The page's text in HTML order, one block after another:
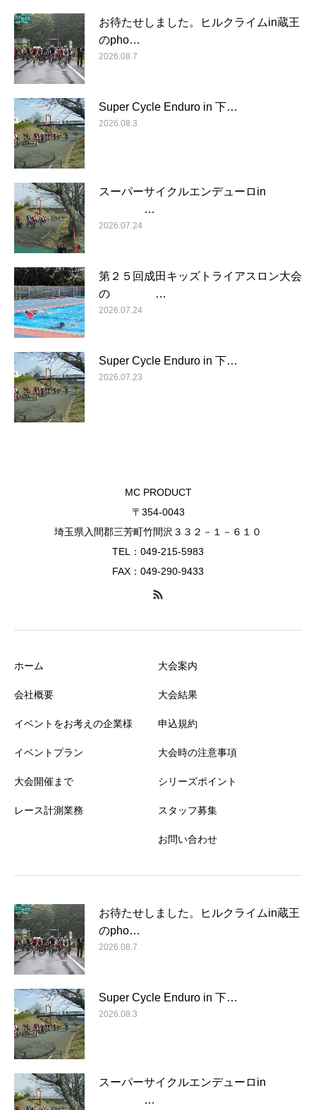
お待たせしました。ヒルクライムin蔵王
のpho…
2026.08.7
Super Cycle Enduro in 下…
2026.08.3
スーパーサイクルエンデューロin
…
2026.07.24
第２５回成田キッズトライアスロン大会
の …
2026.07.24
Super Cycle Enduro in 下…
2026.07.23
MC PRODUCT
〒354-0043
埼玉県入間郡三芳町竹間沢３３２－１－６１０
TEL：049-215-5983
FAX：049-290-9433
ホーム
会社概要
イベントをお考えの企業様
イベントプラン
大会開催まで
レース計測業務
大会案内
大会結果
申込規約
大会時の注意事項
シリーズポイント
スタッフ募集
お問い合わせ
お待たせしました。ヒルクライムin蔵王
のpho…
2026.08.7
Super Cycle Enduro in 下…
2026.08.3
スーパーサイクルエンデューロin
…